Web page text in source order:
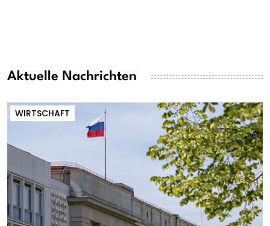
Aktuelle Nachrichten
WIRTSCHAFT